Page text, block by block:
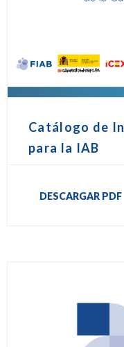
Catálogo de
para la IAB
DESCARGAR PDF